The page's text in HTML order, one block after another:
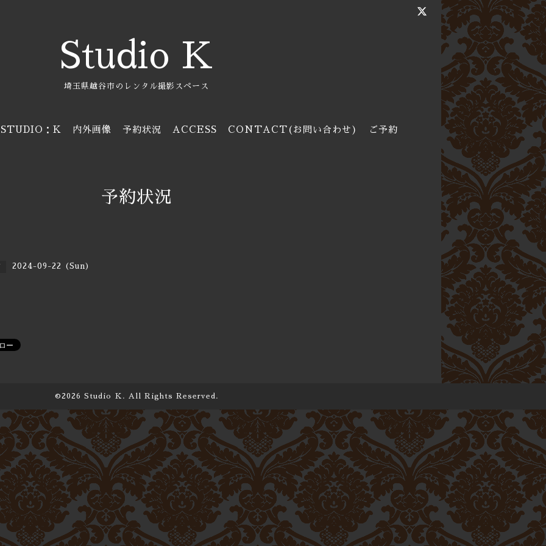
Studio K
埼玉県越谷市のレンタル撮影スペース
STUDIO：K 内外画像 予約状況 ACCESS CONTACT(お問い合わせ) ご予約
予約状況
2024-09-22 (Sun)
©2026 Studio Ｋ . All Rights Reserved.